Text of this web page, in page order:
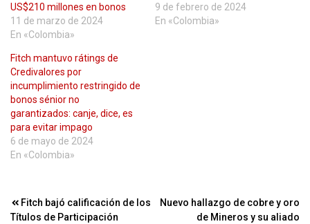
US$210 millones en bonos
11 de marzo de 2024
En «Colombia»
9 de febrero de 2024
En «Colombia»
Fitch mantuvo rátings de
Credivalores por
incumplimiento restringido de
bonos sénior no
garantizados: canje, dice, es
para evitar impago
6 de mayo de 2024
En «Colombia»
Navegación
Fitch bajó calificación de los
Títulos de Participación
Nuevo hallazgo de cobre y oro
de Mineros y su aliado